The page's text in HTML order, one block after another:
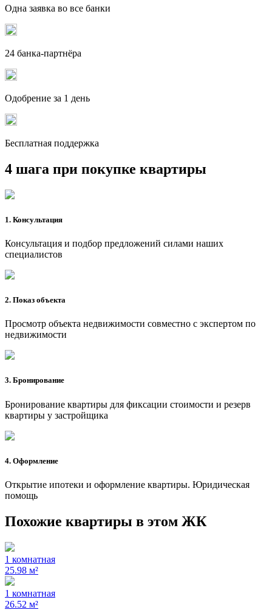
Одна заявка во все банки
24 банка-партнёра
Одобрение за 1 день
Бесплатная поддержка
4 шага при покупке квартиры
1. Консультация
Консультация и подбор предложений силами наших
специалистов
2. Показ объекта
Просмотр объекта недвижимости совместно с экспертом по
недвижимости
3. Бронирование
Бронирование квартиры для фиксации стоимости и резерв
квартиры у застройщика
4. Оформление
Открытие ипотеки и оформление квартиры. Юридическая
помощь
Похожие квартиры в этом ЖК
1 комнатная
25.98 м²
1 комнатная
26.52 м²